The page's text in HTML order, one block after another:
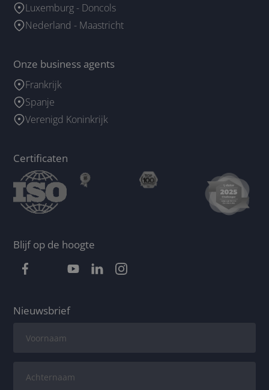
Luxemburg - Doncols
Nederland - Maastricht
Onze business agents
Frankrijk
Spanje
Verenigd Koninkrijk
Certificaten
Blijf op de hoogte
Nieuwsbrief